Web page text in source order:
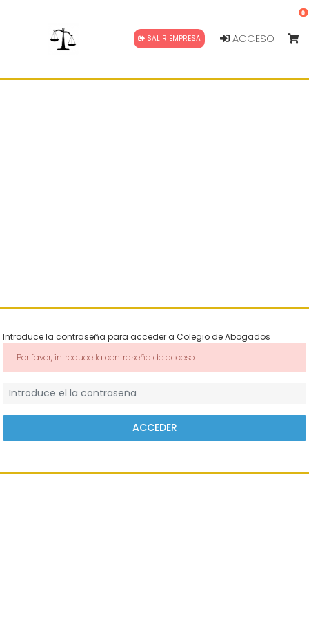
SALIR EMPRESA ACCESO
0
Por favor, introduce la contraseña de acceso
Introduce la contraseña para acceder a Colegio de Abogados
ACCEDER